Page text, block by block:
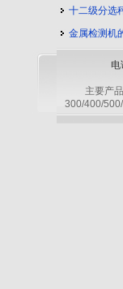
十二级分选
金属检测机
主要产
300/400/